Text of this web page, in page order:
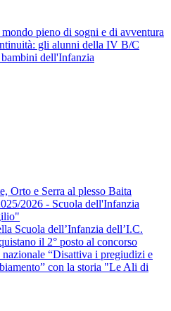
pieno di sogni e di avventura
gli alunni della IV B/C
dell'Infanzia
Orto e Serra al plesso Baita
2026 - Scuola dell'Infanzia
Scuola dell’Infanzia dell’I.C.
il 2° posto al concorso
“Disattiva i pregiudizi e
con la storia "Le Ali di